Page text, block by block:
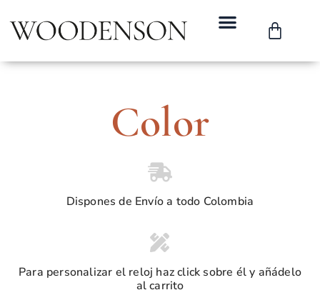
Color
Dispones de Envío a todo Colombia
Para personalizar el reloj haz click sobre él y añádelo
al carrito